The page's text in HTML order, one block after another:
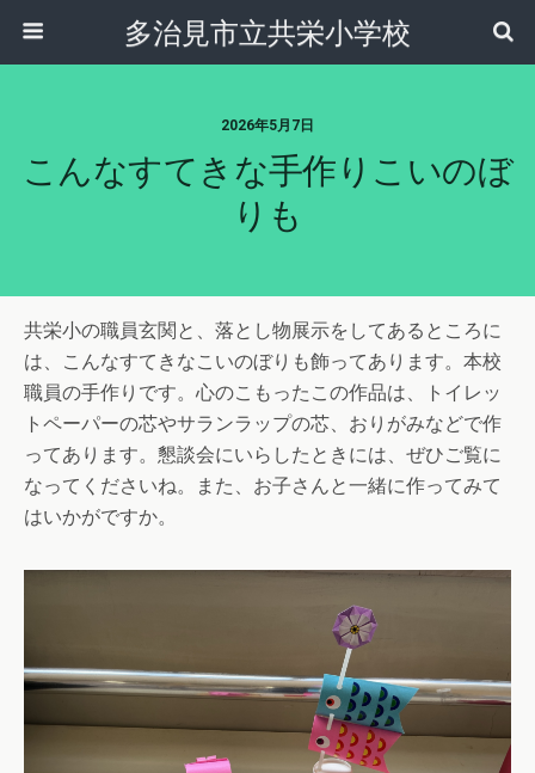
多治見市立共栄小学校
2026年5月7日
こんなすてきな手作りこいのぼ
りも
共栄小の職員玄関と、落とし物展示をしてあるところに
は、こんなすてきなこいのぼりも飾ってあります。本校
職員の手作りです。心のこもったこの作品は、トイレッ
トペーパーの芯やサランラップの芯、おりがみなどで作
ってあります。懇談会にいらしたときには、ぜひご覧に
なってくださいね。また、お子さんと一緒に作ってみて
はいかがですか。